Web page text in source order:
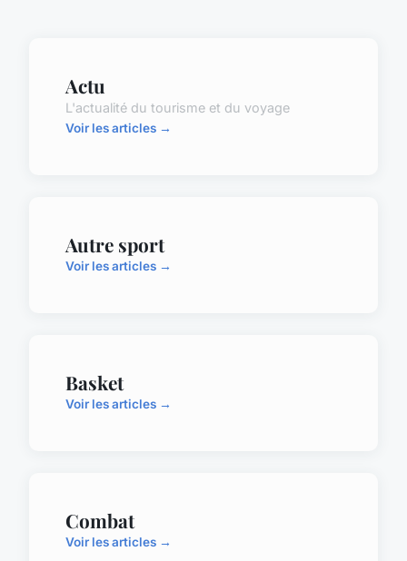
Actu
L'actualité du tourisme et du voyage
Voir les articles →
Autre sport
Voir les articles →
Basket
Voir les articles →
Combat
Voir les articles →